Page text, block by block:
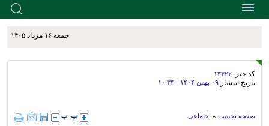
جمعه ۱۶ مرداد ۱۴۰۵
کد خبر: ۱۳۳۲۲
تاریخ انتشار:۰۹ بهمن ۱۴۰۴ - ۱۰:۳۴
صفحه نخست » اجتماعی